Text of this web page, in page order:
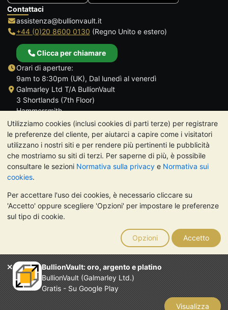
Utilizziamo cookies (inclusi cookies di parti terze) per registrare
le preferenze del cliente, per aiutarci a capire come i visitatori
utilizzano i nostri siti e per rendere più pertinenti le pubblicità
che mostriamo su siti di terzi. Per saperne di più, è possibile
consultare le sezioni Normativa sulla privacy e Normativa sui
cookies.
Per accettare l'uso dei cookies, è necessario cliccare su
'Accetto' oppure scegliere 'Opzioni' per impostare le preferenze
sul tipo di cookie.
Opzioni Accetto
BullionVault: oro, argento e platino
BullionVault (Galmarley Ltd.)
Gratis - Su Google Play
Visualizza
Contattaci
assistenza@bullionvault.it
+44 (0)20 8600 0130 (Regno Unito e estero)
Clicca per chiamare
Orari di aperture:
9am to 8:30pm (UK), Dal lunedì al venerdì
Galmarley Ltd T/A BullionVault
3 Shortlands (7th Floor)
Hammersmith
Londra
W6 8DA
Regno Unito
TrustScore 4.7 | 488 recensioni
NOTA BENE: Il valore dei metalli preziosi può diminuire o
aumentare, e i trend storici non sono predittori dell'andamento
futuro. Nulla di quanto contenuto nei siti web di BullionVault o
nelle sue comunicazioni costituisce una consulenza sugli
investimenti. Si consiglia di rivolgersi a un professionista per
stabilire se l'investimento in metalli preziosi è adatto alle proprie
esigenze.
Galmarley Ltd, trading acome BullionVault, registrata in
Inghilterra e Galles 4943684
BullionVault Ltd © 2026